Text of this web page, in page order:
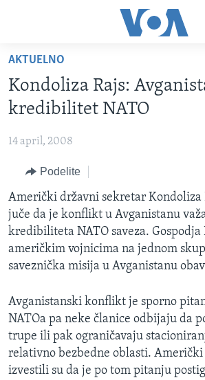
glavni
sadržaj
Idi
na
glavnu
navigaciju
pretragu
NASLOVNA
RUBRIKE
BALKAN
GLOBALNE TEME
EKONOMIJA
NAUKA I TEHNOLOGIJA
MEDICINA
KULTURA
DRUŠTVO
SPORT
INTERVJU
OTVORENI STUDIO
IZ AMERIKE
PRATITE NAS
Jezici
AKTUELNO
Kondoliza Rajs:
kredibilitet NATO
14 april, 2008
Podelite
Američki državni sekretar Kondoliza
juče da je konflikt u Avganistanu
kredibiliteta NATO saveza. Gospodja
američkim vojnicima na jednom
saveznička misija u Avganistanu
Avganistanski konflikt je sporno
NATOa pa neke članice odbijaju da
trupe ili pak ograničavaju
relativno bezbedne oblasti.
izvestili su da je po tom pitanju